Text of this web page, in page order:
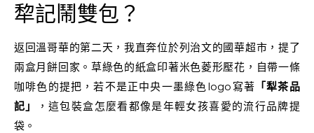
犂記鬧雙包？
返回溫哥華的第二天，我直奔位於列治文的國華超市，提了
兩盒月餅回家。草綠色的紙盒印著米色菱形壓花，自帶一條
咖啡色的提把，若不是正中央一墨綠色logo寫著 「犁茶品
記」
，這包裝盒怎麼看都像是年輕女孩喜愛的流行品牌提
袋。